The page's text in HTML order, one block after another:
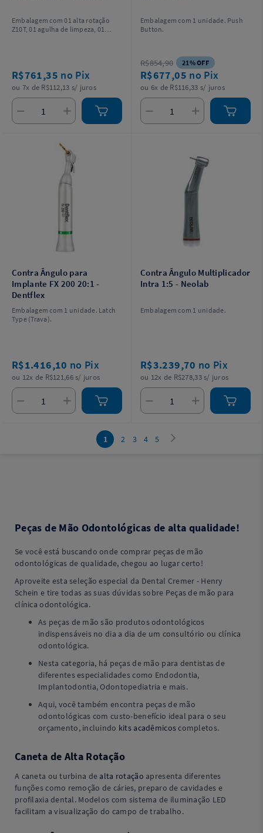
Embalagem com 01 alta rotação
Z10T, 01 agulha de limpeza, 01
R$761,35 no Pix
ou 7x de R$112,13 s/ juros
Embalagem com 1 unidade. Push
Button.
R$854,90 21% OFF
R$677,05 no Pix
ou 6x de R$116,33 s/ juros
Contra Ângulo para
Implante FX 200 20:1 -
Dentflex
Embalagem com 1 unidade. Latch
Type (Trava).
R$1.416,10 no Pix
ou 12x de R$121,66 s/ juros
Contra Ângulo Multiplicador
Intra 1:5 - Neolab
Embalagem com 1 unidade.
R$3.239,70 no Pix
ou 12x de R$278,33 s/ juros
1 2 3 4 5
Peças de Mão Odontológicas de alta qualidade!
Se você está buscando onde comprar peças de mão
odontológicas de qualidade, chegou ao lugar certo!
Aproveite esta seleção especial da Dental Cremer - Henry
Schein e tire todas as suas dúvidas sobre Peças de mão para
clínica odontológica.
As peças de mão são produtos odontológicos
indispensáveis no dia a dia de um consultório ou clínica
odontológica.
Nesta categoria, há peças de mão para dentistas de
diferentes especialidades como Endodontia,
Implantodontia, Odontopediatria e mais.
Aqui, você também encontra peças de mão
odontológicas com custo-benefício ideal para o seu
orçamento, incluindo kits acadêmicoscompletos.
Caneta de Alta Rotação
A caneta ou turbina dealta rotação apresenta diferentes
funções como remoção de cáries, preparo de cavidades e
profilaxia dental. Modelos com sistema de iluminação LED
facilitam a visualização do campo de trabalho.